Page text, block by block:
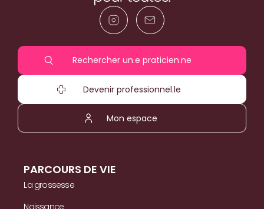
Rechercher un.e praticien.ne
Devenir professionnel.le
Mon espace
PARCOURS DE VIE
La grossesse